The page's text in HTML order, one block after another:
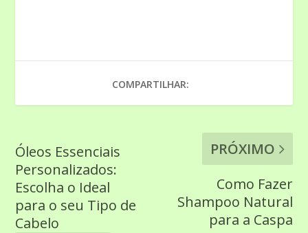
COMPARTILHAR:
Óleos Essenciais
Personalizados:
Escolha o Ideal
para o seu Tipo de
Cabelo
PRÓXIMO
Como Fazer
Shampoo Natural
para a Caspa